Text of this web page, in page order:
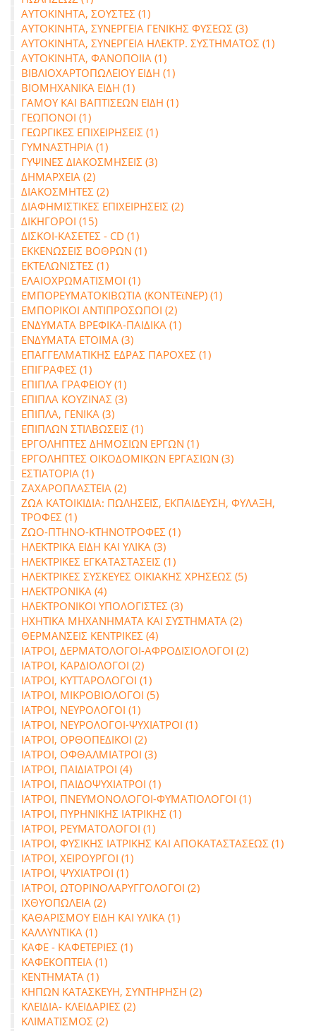
ΑΥΤΟΚΙΝΗΤΑ, ΣΟΥΣΤΕΣ (1)
ΑΥΤΟΚΙΝΗΤΑ, ΣΥΝΕΡΓΕΙΑ ΓΕΝΙΚΗΣ ΦΥΣΕΩΣ (3)
ΑΥΤΟΚΙΝΗΤΑ, ΣΥΝΕΡΓΕΙΑ ΗΛΕΚΤΡ. ΣΥΣΤΗΜΑΤΟΣ (1)
ΑΥΤΟΚΙΝΗΤΑ, ΦΑΝΟΠΟΙΙΑ (1)
ΒΙΒΛΙΟΧΑΡΤΟΠΩΛΕΙΟΥ ΕΙΔΗ (1)
ΒΙΟΜΗΧΑΝΙΚΑ ΕΙΔΗ (1)
ΓΑΜΟΥ ΚΑΙ ΒΑΠΤΙΣΕΩΝ ΕΙΔΗ (1)
ΓΕΩΠΟΝΟΙ (1)
ΓΕΩΡΓΙΚΕΣ ΕΠΙΧΕΙΡΗΣΕΙΣ (1)
ΓΥΜΝΑΣΤΗΡΙΑ (1)
ΓΥΨΙΝΕΣ ΔΙΑΚΟΣΜΗΣΕΙΣ (3)
ΔΗΜΑΡΧΕΙΑ (2)
ΔΙΑΚΟΣΜΗΤΕΣ (2)
ΔΙΑΦΗΜΙΣΤΙΚΕΣ ΕΠΙΧΕΙΡΗΣΕΙΣ (2)
ΔΙΚΗΓΟΡΟΙ (15)
ΔΙΣΚΟΙ-ΚΑΣΕΤΕΣ - CD (1)
ΕΚΚΕΝΩΣΕΙΣ ΒΟΘΡΩΝ (1)
ΕΚΤΕΛΩΝΙΣΤΕΣ (1)
ΕΛΑΙΟΧΡΩΜΑΤΙΣΜΟΙ (1)
ΕΜΠΟΡΕΥΜΑΤΟΚΙΒΩΤΙΑ (ΚΟΝΤΕϊΝΕΡ) (1)
ΕΜΠΟΡΙΚΟΙ ΑΝΤΙΠΡΟΣΩΠΟΙ (2)
ΕΝΔΥΜΑΤΑ ΒΡΕΦΙΚΑ-ΠΑΙΔΙΚΑ (1)
ΕΝΔΥΜΑΤΑ ΕΤΟΙΜΑ (3)
ΕΠΑΓΓΕΛΜΑΤΙΚΗΣ ΕΔΡΑΣ ΠΑΡΟΧΕΣ (1)
ΕΠΙΓΡΑΦΕΣ (1)
ΕΠΙΠΛΑ ΓΡΑΦΕΙΟΥ (1)
ΕΠΙΠΛΑ ΚΟΥΖΙΝΑΣ (3)
ΕΠΙΠΛΑ, ΓΕΝΙΚΑ (3)
ΕΠΙΠΛΩΝ ΣΤΙΛΒΩΣΕΙΣ (1)
ΕΡΓΟΛΗΠΤΕΣ ΔΗΜΟΣΙΩΝ ΕΡΓΩΝ (1)
ΕΡΓΟΛΗΠΤΕΣ ΟΙΚΟΔΟΜΙΚΩΝ ΕΡΓΑΣΙΩΝ (3)
ΕΣΤΙΑΤΟΡΙΑ (1)
ΖΑΧΑΡΟΠΛΑΣΤΕΙΑ (2)
ΖΩΑ ΚΑΤΟΙΚΙΔΙΑ: ΠΩΛΗΣΕΙΣ, ΕΚΠΑΙΔΕΥΣΗ, ΦΥΛΑΞΗ,
ΤΡΟΦΕΣ (1)
ΖΩΟ-ΠΤΗΝΟ-ΚΤΗΝΟΤΡΟΦΕΣ (1)
ΗΛΕΚΤΡΙΚΑ ΕΙΔΗ ΚΑΙ ΥΛΙΚΑ (3)
ΗΛΕΚΤΡΙΚΕΣ ΕΓΚΑΤΑΣΤΑΣΕΙΣ (1)
ΗΛΕΚΤΡΙΚΕΣ ΣΥΣΚΕΥΕΣ ΟΙΚΙΑΚΗΣ ΧΡΗΣΕΩΣ (5)
ΗΛΕΚΤΡΟΝΙΚΑ (4)
ΗΛΕΚΤΡΟΝΙΚΟΙ ΥΠΟΛΟΓΙΣΤΕΣ (3)
ΗΧΗΤΙΚΑ ΜΗΧΑΝΗΜΑΤΑ ΚΑΙ ΣΥΣΤΗΜΑΤΑ (2)
ΘΕΡΜΑΝΣΕΙΣ ΚΕΝΤΡΙΚΕΣ (4)
ΙΑΤΡΟΙ, ΔΕΡΜΑΤΟΛΟΓΟΙ-ΑΦΡΟΔΙΣΙΟΛΟΓΟΙ (2)
ΙΑΤΡΟΙ, ΚΑΡΔΙΟΛΟΓΟΙ (2)
ΙΑΤΡΟΙ, ΚΥΤΤΑΡΟΛΟΓΟΙ (1)
ΙΑΤΡΟΙ, ΜΙΚΡΟΒΙΟΛΟΓΟΙ (5)
ΙΑΤΡΟΙ, ΝΕΥΡΟΛΟΓΟΙ (1)
ΙΑΤΡΟΙ, ΝΕΥΡΟΛΟΓΟΙ-ΨΥΧΙΑΤΡΟΙ (1)
ΙΑΤΡΟΙ, ΟΡΘΟΠΕΔΙΚΟΙ (2)
ΙΑΤΡΟΙ, ΟΦΘΑΛΜΙΑΤΡΟΙ (3)
ΙΑΤΡΟΙ, ΠΑΙΔΙΑΤΡΟΙ (4)
ΙΑΤΡΟΙ, ΠΑΙΔΟΨΥΧΙΑΤΡΟΙ (1)
ΙΑΤΡΟΙ, ΠΝΕΥΜΟΝΟΛΟΓΟΙ-ΦΥΜΑΤΙΟΛΟΓΟΙ (1)
ΙΑΤΡΟΙ, ΠΥΡΗΝΙΚΗΣ ΙΑΤΡΙΚΗΣ (1)
ΙΑΤΡΟΙ, ΡΕΥΜΑΤΟΛΟΓΟΙ (1)
ΙΑΤΡΟΙ, ΦΥΣΙΚΗΣ ΙΑΤΡΙΚΗΣ ΚΑΙ ΑΠΟΚΑΤΑΣΤΑΣΕΩΣ (1)
ΙΑΤΡΟΙ, ΧΕΙΡΟΥΡΓΟΙ (1)
ΙΑΤΡΟΙ, ΨΥΧΙΑΤΡΟΙ (1)
ΙΑΤΡΟΙ, ΩΤΟΡΙΝΟΛΑΡΥΓΓΟΛΟΓΟΙ (2)
ΙΧΘΥΟΠΩΛΕΙΑ (2)
ΚΑΘΑΡΙΣΜΟΥ ΕΙΔΗ ΚΑΙ ΥΛΙΚΑ (1)
ΚΑΛΛΥΝΤΙΚΑ (1)
ΚΑΦΕ - ΚΑΦΕΤΕΡΙΕΣ (1)
ΚΑΦΕΚΟΠΤΕΙΑ (1)
ΚΕΝΤΗΜΑΤΑ (1)
ΚΗΠΩΝ ΚΑΤΑΣΚΕΥΗ, ΣΥΝΤΗΡΗΣΗ (2)
ΚΛΕΙΔΙΑ- ΚΛΕΙΔΑΡΙΕΣ (2)
ΚΛΙΜΑΤΙΣΜΟΣ (2)